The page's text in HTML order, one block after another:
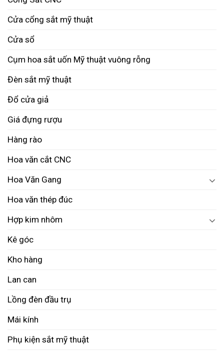
Cửa cổng sắt mỹ thuật
Cửa sổ
Cụm hoa sắt uốn Mỹ thuật vuông rỗng
Đèn sắt mỹ thuật
Đổ cửa giả
Giá đựng rượu
Hàng rào
Hoa văn cắt CNC
Hoa Văn Gang
Hoa văn thép đúc
Hợp kim nhôm
Kê góc
Kho hàng
Lan can
Lồng đèn đầu trụ
Mái kính
Phụ kiện sắt mỹ thuật